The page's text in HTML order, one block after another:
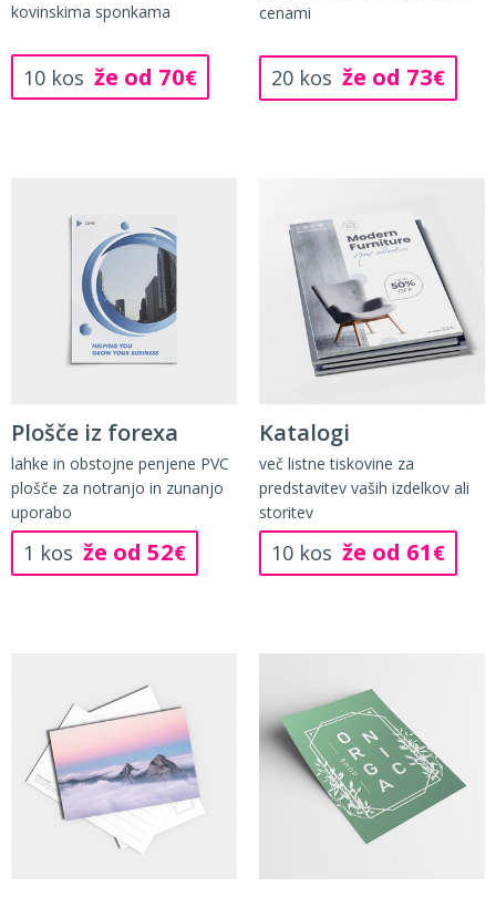
kovinskima sponkama
10 kos že od 70€
cenami
20 kos že od 73€
Plošče iz forexa
lahke in obstojne penjene PVC
plošče za notranjo in zunanjo
uporabo
1 kos že od 52€
Katalogi
več listne tiskovine za
predstavitev vaših izdelkov ali
storitev
10 kos že od 61 €